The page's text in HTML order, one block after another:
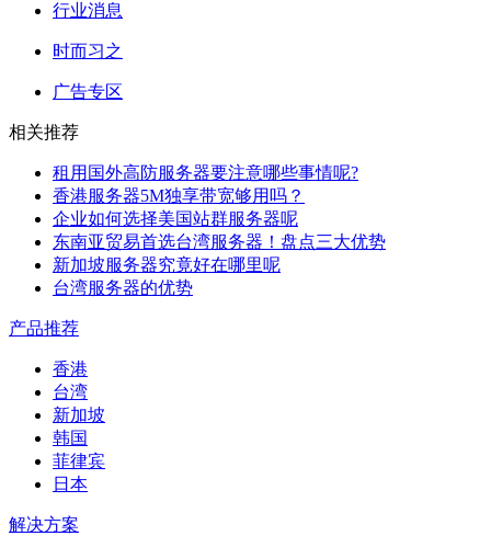
行业消息
时而习之
广告专区
相关推荐
租用国外高防服务器要注意哪些事情呢?
香港服务器5M独享带宽够用吗？
企业如何选择美国站群服务器呢
东南亚贸易首选台湾服务器！盘点三大优势
新加坡服务器究竟好在哪里呢
台湾服务器的优势
产品推荐
香港
台湾
新加坡
韩国
菲律宾
日本
解决方案